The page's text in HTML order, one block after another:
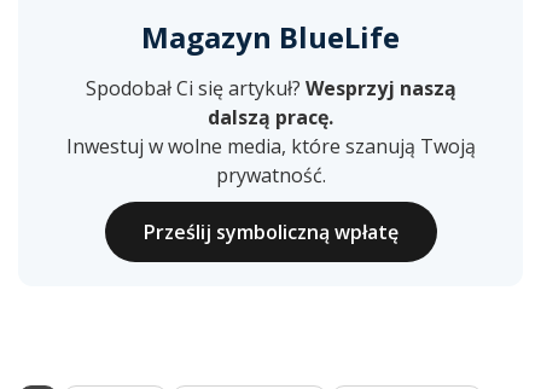
Magazyn BlueLife
Spodobał Ci się artykuł? Wesprzyj naszą
dalszą pracę.
Inwestuj w wolne media, które szanują Twoją
prywatność.
Prześlij symboliczną wpłatę